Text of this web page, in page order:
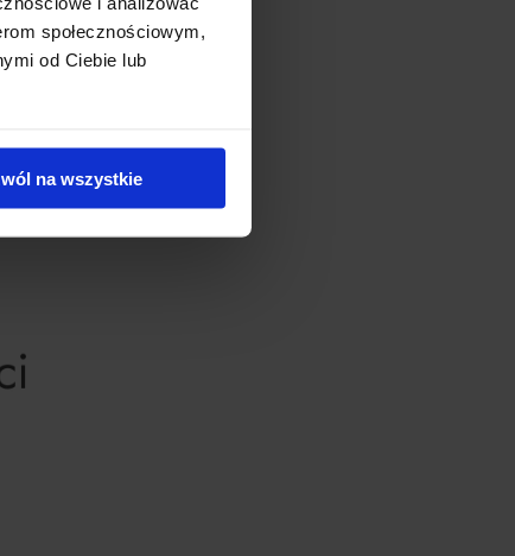
społecznościowym,
od Ciebie lub
na wszystkie